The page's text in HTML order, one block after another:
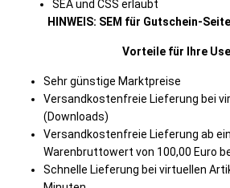
SEA und CSS erlaubt
HINWEIS: SEM für Gutschein-
Vorteile für Ihre
Sehr günstige Marktpreise
Versandkostenfreie Lieferung bei
(Downloads)
Versandkostenfreie Lieferung ab
Warenbruttowert von 100,00 Euro
Schnelle Lieferung bei virtuellen